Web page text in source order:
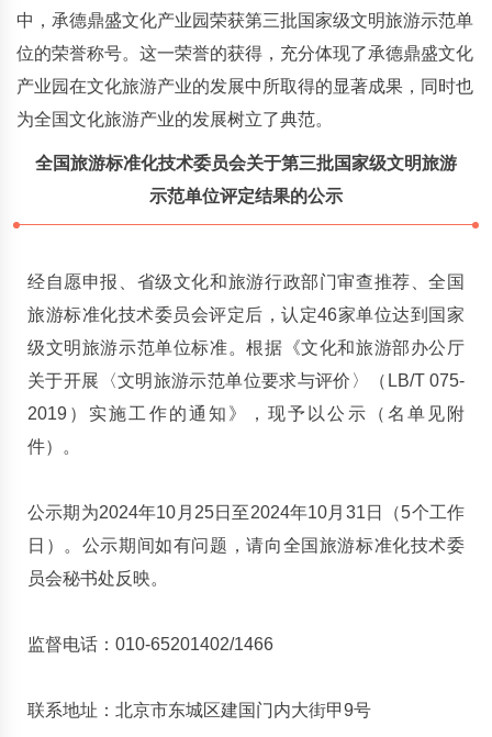
中，承德鼎盛文化产业园荣获第三批国家级文明旅游示范单
位的荣誉称号。这一荣誉的获得，充分体现了承德鼎盛文化
产业园在文化旅游产业的发展中所取得的显著成果，同时也
为全国文化旅游产业的发展树立了典范。
全国旅游标准化技术委员会关于第三批国家级文明旅游
示范单位评定结果的公示
经自愿申报、省级文化和旅游行政部门审查推荐、全国
旅游标准化技术委员会评定后，认定46家单位达到国家
级文明旅游示范单位标准。根据《文化和旅游部办公厅
关于开展〈文明旅游示范单位要求与评价〉（LB/T 075-
2019）实施工作的通知》，现予以公示（名单见附
件）。
公示期为2024年10月25日至2024年10月31日（5个工作
日）。公示期间如有问题，请向全国旅游标准化技术委
员会秘书处反映。
监督电话：010-65201402/1466
联系地址：北京市东城区建国门内大街甲9号